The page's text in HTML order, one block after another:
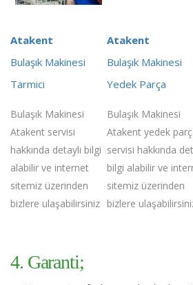
Atakent
Bulaşık Makinesi
Tarmici
Bulaşık Makinesi
Atakent servisi
hakkında detaylı bilgi
alabilir ve internet
sitemiz üzerinden
bizlere ulaşabilirsiniz
Atakent
Bulaşık Makinesi
Yedek Parça
Bulaşık Makinesi
Atakent yedek
servisi hakkında
bilgi alabilir ve
sitemiz üzerinden
bizlere
4. Garanti;